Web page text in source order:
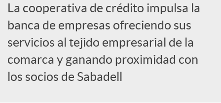
o
c
La cooperativa de crédito impulsa la
banca de empresas ofreciendo sus
servicios al tejido empresarial de la
comarca y ganando proximidad con
los socios de Sabadell